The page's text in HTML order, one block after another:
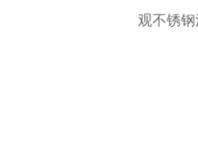
观不锈